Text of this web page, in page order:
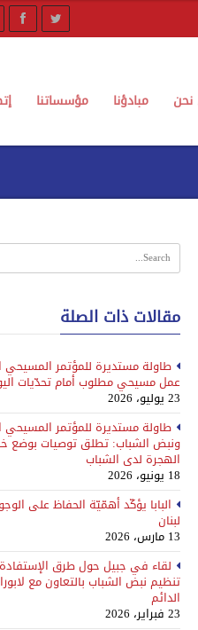
مبادؤنا مؤسساتنا
مقالات ذات الصلة
طاولة مستديرة للمؤتمر المسيحي
عمل مسيحي مطلوب أمام تحدّيات
23 يوليو، 2026
طاولة مستديرة للمؤتمر المسيحي
ونبض الشباب: تطلق توصيات بوضع
الهجرة لدى الشباب
18 يونيو، 2026
البابا يؤكّد أهمّيّة الحفاظ على
لبنان
13 مارس، 2026
لقاء في جبيل حول طرق
تنظيم نبض الشباب بالتعاون مع
الدائم
23 فبراير، 2026